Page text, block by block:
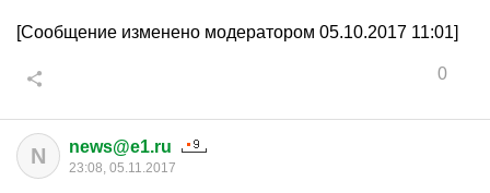
[Сообщение изменено модератором 05.10.2017 11:01]
0
N news@e1.ru
23:08, 05.11.2017